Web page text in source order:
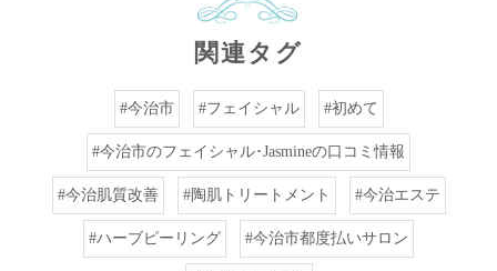
関連タグ
#今治市 #フェイシャル #初めて
#今治市のフェイシャル･Jasmineの口コミ情報
#今治肌質改善 #陶肌トリートメント #今治エステ
#ハーブピーリング #今治市都度払いサロン